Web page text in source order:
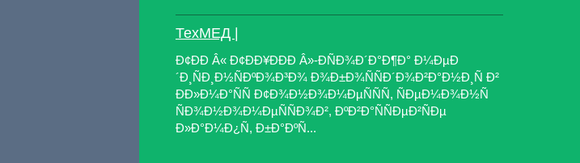
ТехМЕД |
Ð¢ÐÐ Â« Ð¢ÐÐ¥ÐÐÐ Â»-ÐÑÐ¾Ð´Ð°Ð¶Ð° Ð¼ÐµÐ
´Ð¸ÑÐ¸Ð½ÑÐºÐ¾Ð³Ð¾ Ð¾Ð±Ð¾ÑÑÐ´Ð¾Ð²Ð°Ð½Ð¸Ñ Ð²
ÐÐ»Ð¼Ð°ÑÑ Ð¢Ð¾Ð½Ð¾Ð¼ÐµÑÑÑ, ÑÐµÐ¼Ð¾Ð½Ñ
ÑÐ¾Ð½Ð¾Ð¼ÐµÑÑÐ¾Ð², ÐºÐ²Ð°ÑÑÐµÐ²ÑÐµ
Ð»Ð°Ð¼Ð¿Ñ, Ð±Ð°ÐºÑ...